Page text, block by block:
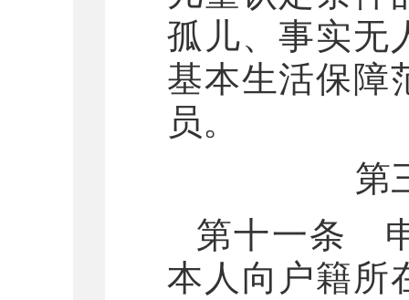
孤儿、事实无
基本生活保障
员。
第
第十一条
本人向户籍所